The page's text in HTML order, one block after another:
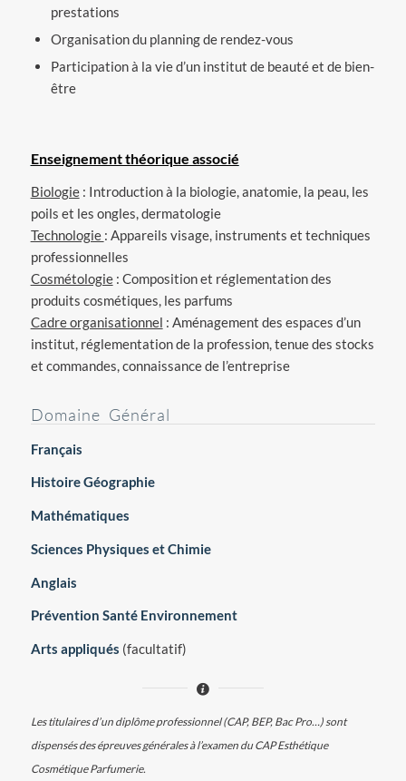
prestations
Organisation du planning de rendez-vous
Participation à la vie d’un institut de beauté et de bien-
être
Enseignement théorique associé
Biologie: Introduction à la biologie, anatomie, la peau, les
poils et les ongles, dermatologie
Technologie : Appareils visage, instruments et techniques
professionnelles
Cosmétologie: Composition et réglementation des
produits cosmétiques, les parfums
Cadre organisationnel : Aménagement des espaces d’un
institut, réglementation de la profession, tenue des stocks
et commandes, connaissance de l’entreprise
Domaine Général
Français
Histoire Géographie
Mathématiques
Sciences Physiques et Chimie
Anglais
Prévention Santé Environnement
Arts appliqués (facultatif)
Les titulaires d’un diplôme professionnel (CAP, BEP, Bac Pro…) sont
dispensés des épreuves générales à l’examen du CAP Esthétique
Cosmétique Parfumerie.